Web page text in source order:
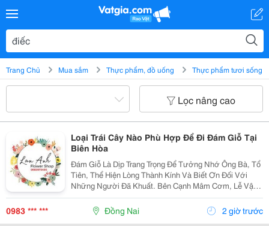
Trang Chủ Mua sắm Thực phẩm, đồ uống Thực phẩm tươi sống
Lọc nâng cao
Loại Trái Cây Nào Phù Hợp Để Đi Đám Giỗ Tại
Biên Hòa
Đám Giỗ Là Dịp Trang Trọng Để Tưởng Nhớ Ông Bà, Tổ
Tiên, Thể Hiện Lòng Thành Kính Và Biết Ơn Đối Với
Những Người Đã Khuất. Bên Cạnh Mâm Cơm, Lễ Vật
Và Hoa Tươi, Một Giỏ Trái Cây Tươi Ngon, Đẹp Mắt
Chính Là Món Quà Không Thể Thiếu Để Dâng Cúng, Bày
0983 *** *** Đồng Nai 2 giờ trước